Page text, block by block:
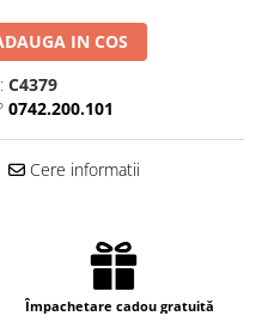
IN COS
C4379
0742.200.101
Cere informatii
Împachetare cadou gratuită